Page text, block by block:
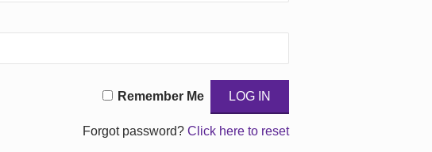
Remember Me
Forgot password?Click here to reset